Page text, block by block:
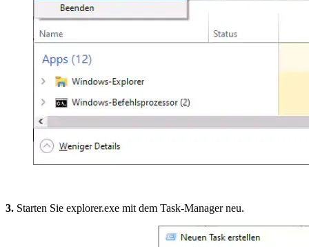
3. Starten Sie explorer.exe mit dem Task-Manager neu.